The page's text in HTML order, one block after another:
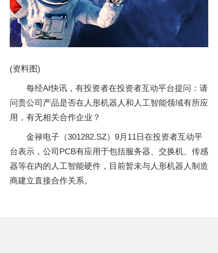
(资料图)
每经AI快讯，有投资者在投资者互动平台提问：请
问贵公司产品是否在人形机器人和人工智能领域有所应
用，有无相关合作企业？
金禄电子（301282.SZ）9月11日在投资者互动平
台表示，公司PCB有应用于包括服务器、交换机、传感
器等在内的人工智能硬件，目前暂未与人形机器人制造
商建立直接合作关系。